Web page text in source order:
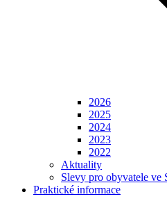
2026
2025
2024
2023
2022
Aktuality
Slevy pro obyvatele ve
Praktické informace